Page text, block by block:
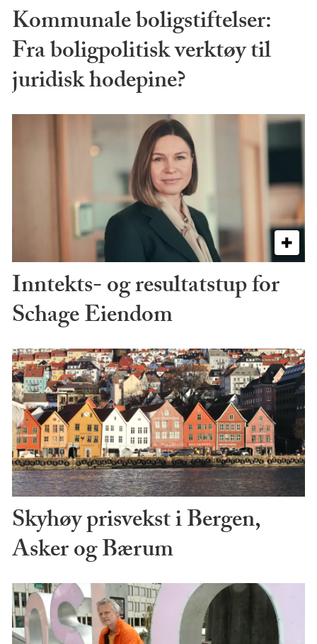
Kommunale boligstiftelser:
Fra boligpolitisk verktøy til
juridisk hodepine?
Inntekts- og resultatstup for
Schage Eiendom
Skyhøy prisvekst i Bergen,
Asker og Bærum